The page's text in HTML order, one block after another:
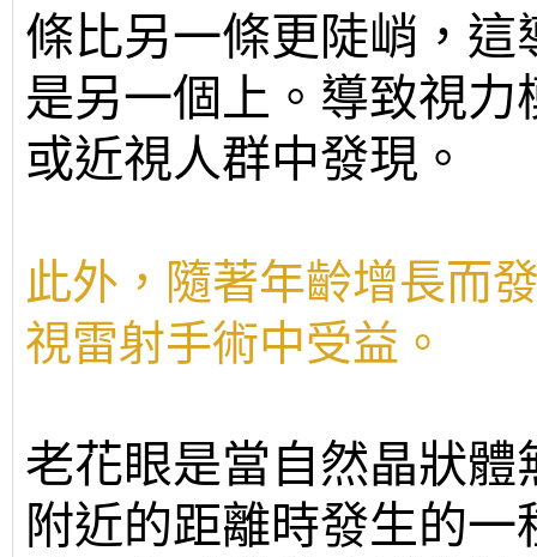
條比另一條更陡峭，
是另一個上。導致視
或近視人群中發現。
此外，隨著年齡增長而
視雷射手術中受益。
老花眼是當自然晶狀
附近的距離時發生的